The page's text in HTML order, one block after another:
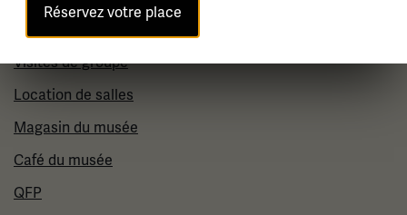
Visites de groupe
Location de salles
Magasin du musée
Café du musée
QFP
Réservez votre place